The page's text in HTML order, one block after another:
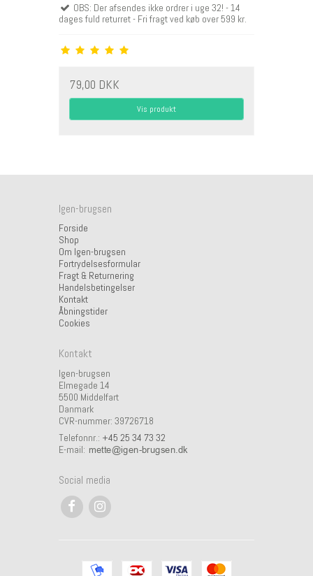
OBS: Der afsendes ikke ordrer i uge 32! - 14
dages fuld returret - Fri fragt ved køb over 599 kr.
79,00 DKK
Vis produkt
Igen-brugsen
Forside
Shop
Om Igen-brugsen
Fortrydelsesformular
Fragt & Returnering
Handelsbetingelser
Kontakt
Åbningstider
Cookies
Kontakt
Igen-brugsen
Elmegade 14
5500 Middelfart
Danmark
CVR-nummer: 39726718
Telefonnr.: +45 25 34 73 32
E-mail:
Social media